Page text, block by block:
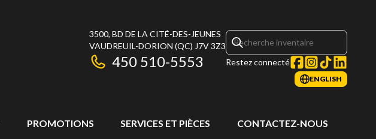
3500, BD DE LA CITÉ-DES-JEUNES
VAUDREUIL-DORION (QC) J7V 3Z3
450 510-5553 Restez connecté
ENGLISH
PROMOTIONS SERVICES ET PIÈCES CONTACTEZ-NOUS